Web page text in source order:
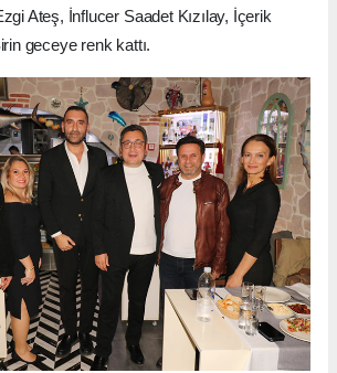
Ateş, İnflucer Saadet Kızılay, İçerik
geceye renk kattı.